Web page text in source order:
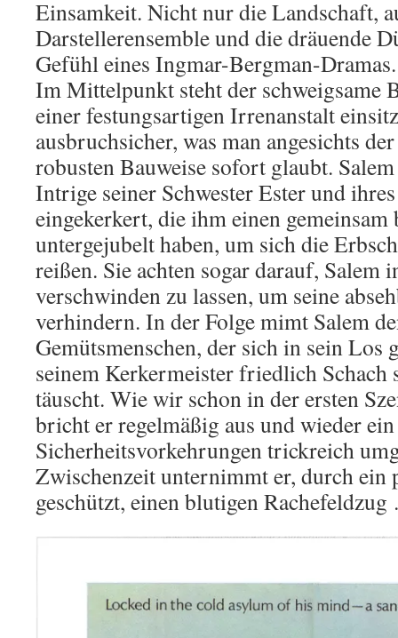
Einsamkeit. Nicht nur die Landschaft,
Darstellerensemble und die dräuende
Gefühl eines Ingmar-Bergman-Dramas.
Im Mittelpunkt steht der schweigsame
einer festungsartigen Irrenanstalt
ausbruchsicher, was man angesichts
robusten Bauweise sofort glaubt.
Intrige seiner Schwester Ester und
eingekerkert, die ihm einen gemeinsam
untergejubelt haben, um sich die
reißen. Sie achten sogar darauf, Salem
verschwinden zu lassen, um seine
verhindern. In der Folge mimt Salem
Gemütsmenschen, der sich in sein Los
seinem Kerkermeister friedlich Schach
täuscht. Wie wir schon in der ersten
bricht er regelmäßig aus und wieder
Sicherheitsvorkehrungen trickreich
Zwischenzeit unternimmt er, durch
geschützt, einen blutigen